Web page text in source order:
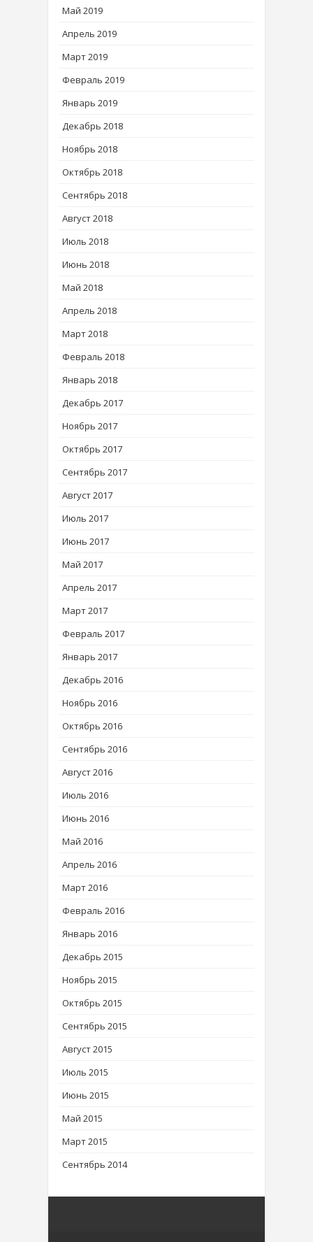
Май 2019
Апрель 2019
Март 2019
Февраль 2019
Январь 2019
Декабрь 2018
Ноябрь 2018
Октябрь 2018
Сентябрь 2018
Август 2018
Июль 2018
Июнь 2018
Май 2018
Апрель 2018
Март 2018
Февраль 2018
Январь 2018
Декабрь 2017
Ноябрь 2017
Октябрь 2017
Сентябрь 2017
Август 2017
Июль 2017
Июнь 2017
Май 2017
Апрель 2017
Март 2017
Февраль 2017
Январь 2017
Декабрь 2016
Ноябрь 2016
Октябрь 2016
Сентябрь 2016
Август 2016
Июль 2016
Июнь 2016
Май 2016
Апрель 2016
Март 2016
Февраль 2016
Январь 2016
Декабрь 2015
Ноябрь 2015
Октябрь 2015
Сентябрь 2015
Август 2015
Июль 2015
Июнь 2015
Май 2015
Март 2015
Сентябрь 2014